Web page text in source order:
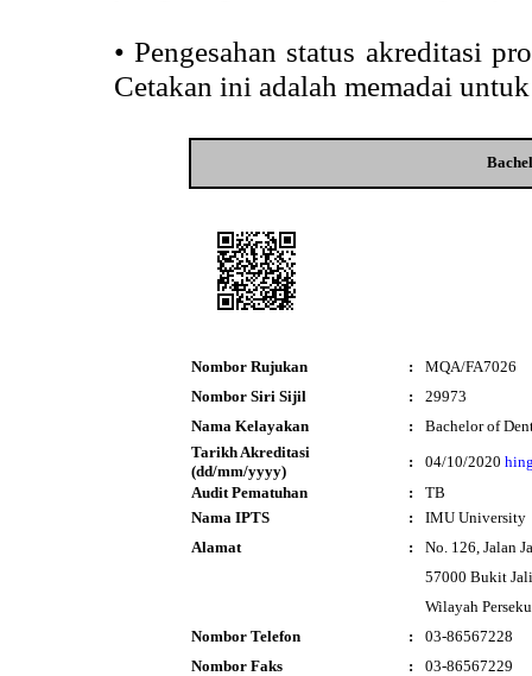
• Pengesahan status akreditasi
Cetakan ini adalah memadai
Nombor Rujukan :
MQA/FA7026
Nombor Siri Sijil
:
29973
Nama Kelayakan
:
Bachelor of
Tarikh Akreditasi
(dd/mm/yyyy)
: 04/10/2020
Audit Pematuhan
:
TB
Nama IPTS
:
IMU University
Alamat
:
No. 126, Jalan
57000 Bukit
Wilayah
Nombor Telefon
:
03-86567228
Nombor Faks
:
03-86567229